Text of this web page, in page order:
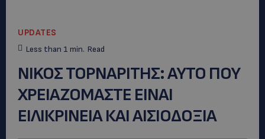
UPDATES
Less than 1 min. Read
NIKOΣ ΤΟΡΝΑΡΙΤΗΣ: AYTO ΠΟΥ
ΧΡΕΙΑΖΟΜΑΣΤΕ ΕΙΝΑΙ
ΕΙΛΙΚΡΙΝΕΙΑ ΚΑΙ ΑΙΣΙΟΔΟΞΙΑ